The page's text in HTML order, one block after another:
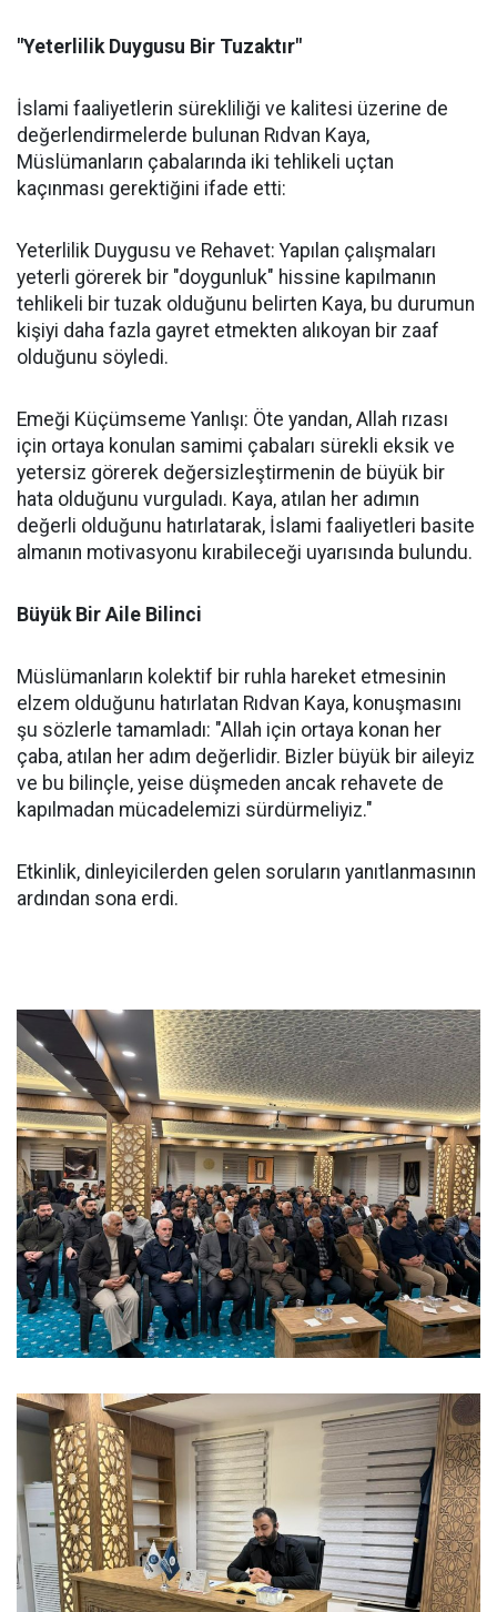
"Yeterlilik Duygusu Bir Tuzaktır"
İslami faaliyetlerin sürekliliği ve kalitesi üzerine de
değerlendirmelerde bulunan Rıdvan Kaya,
Müslümanların çabalarında iki tehlikeli uçtan
kaçınması gerektiğini ifade etti:
Yeterlilik Duygusu ve Rehavet: Yapılan çalışmaları
yeterli görerek bir "doygunluk" hissine kapılmanın
tehlikeli bir tuzak olduğunu belirten Kaya, bu durumun
kişiyi daha fazla gayret etmekten alıkoyan bir zaaf
olduğunu söyledi.
Emeği Küçümseme Yanlışı: Öte yandan, Allah rızası
için ortaya konulan samimi çabaları sürekli eksik ve
yetersiz görerek değersizleştirmenin de büyük bir
hata olduğunu vurguladı. Kaya, atılan her adımın
değerli olduğunu hatırlatarak, İslami faaliyetleri basite
almanın motivasyonu kırabileceği uyarısında bulundu.
Büyük Bir Aile Bilinci
Müslümanların kolektif bir ruhla hareket etmesinin
elzem olduğunu hatırlatan Rıdvan Kaya, konuşmasını
şu sözlerle tamamladı: "Allah için ortaya konan her
çaba, atılan her adım değerlidir. Bizler büyük bir aileyiz
ve bu bilinçle, yeise düşmeden ancak rehavete de
kapılmadan mücadelemizi sürdürmeliyiz."
Etkinlik, dinleyicilerden gelen soruların yanıtlanmasının
ardından sona erdi.